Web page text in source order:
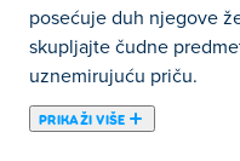
posećuje duh njegove
skupljajte čudne
uznemirujuću priču.
PRIKAŽI VIŠE